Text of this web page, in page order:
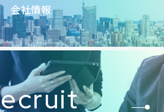
会社情報